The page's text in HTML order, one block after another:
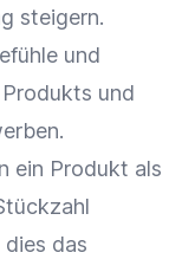
steigern.
und
und
ein Produkt als
das